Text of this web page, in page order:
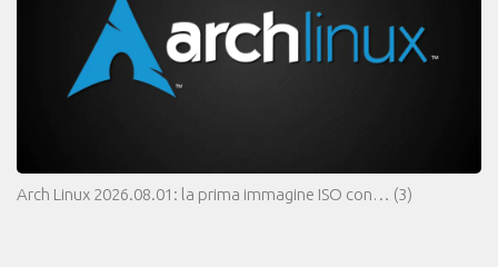
Arch Linux 2026.08.01: la prima immagine ISO con… (3)